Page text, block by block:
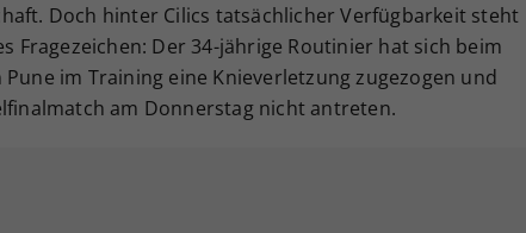
Doch hinter Cilics tatsächlicher Verfügbarkeit steht
Fragezeichen: Der 34-jährige Routinier hat sich beim
im Training eine Knieverletzung zugezogen und
am Donnerstag nicht antreten.